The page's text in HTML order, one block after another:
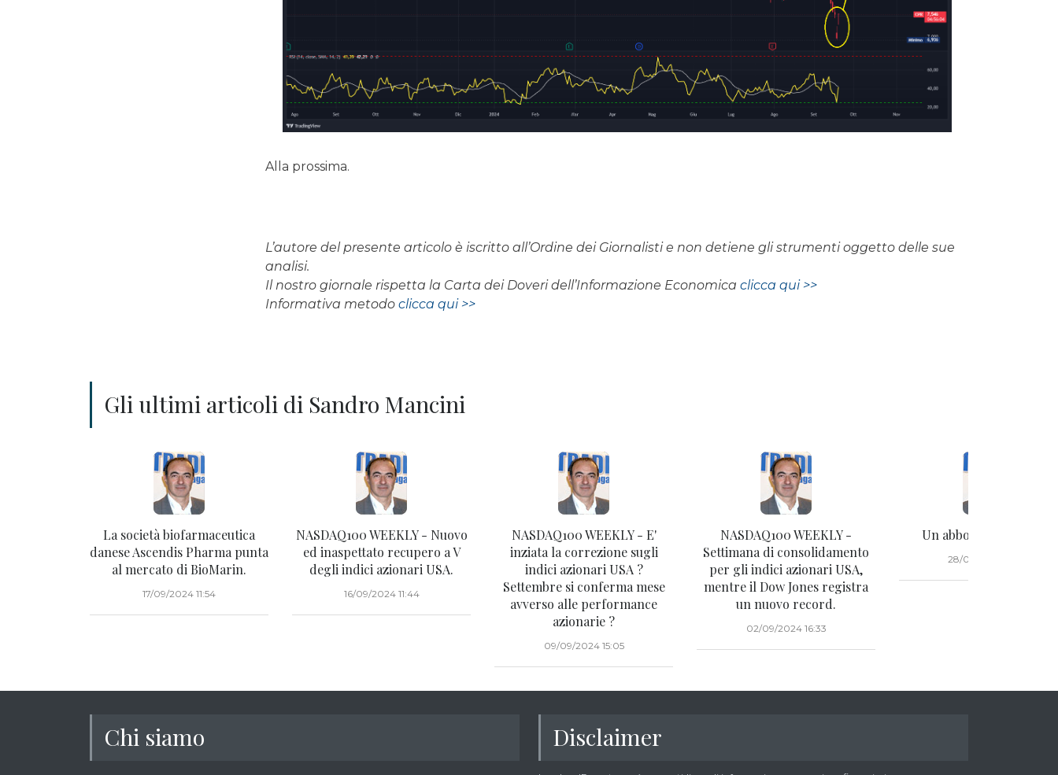
Alla prossima.
L’autore del presente articolo è iscritto all’Ordine dei Giornalisti e non detiene gli strumenti oggetto delle sue
analisi.
Il nostro giornale rispetta la Carta dei Doveri dell’Informazione Economicaclicca qui >>
Informativa metodoclicca qui >>
Gli ultimi articoli di Sandro Mancini
La società biofarmaceutica
danese Ascendis Pharma punta
al mercato di BioMarin.
17/09/2024 11:54
NASDAQ100 WEEKLY - Nuovo
ed inaspettato recupero a V
degli indici azionari USA.
16/09/2024 11:44
NASDAQ100 WEEKLY - E'
inziata la correzione sugli
indici azionari USA ?
Settembre si conferma mese
avverso alle performance
azionarie ?
09/09/2024 15:05
NASDAQ100 WEEKLY -
Settimana di consolidamento
per gli indici azionari USA,
mentre il Dow Jones registra
un nuovo record.
02/09/2024 16:33
Un abbonato ci scrive...
28/08/2024 20:15
Chi siamo Disclaimer